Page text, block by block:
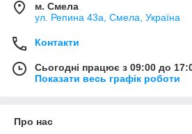
м. Смела
ул. Репина 43а, Смела, Україна
Контакти
Сьогодні працює з 09:00 до
Показати весь графік роботи
Про нас